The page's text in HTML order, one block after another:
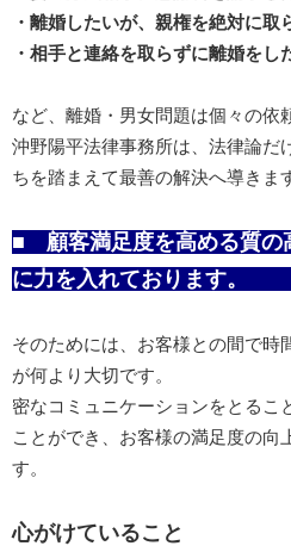
・離婚したいが、親権を絶対に取
・相手と連絡を取らずに離婚をし
など、離婚・男女問題は個々の依
沖野陽平法律事務所は、法律論だ
ちを踏まえて最善の解決へ導きま
■ 顧客満足度を高める質
に力を入れております。
そのためには、お客様との間で時
が何より大切です。
密なコミュニケーションをとるこ
ことができ、お客様の満足度の向
す。
心がけていること